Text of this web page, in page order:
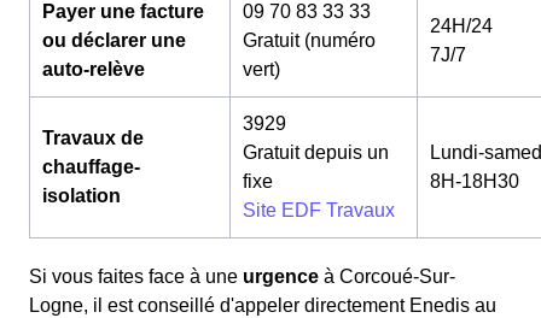
Payer une facture
ou déclarer une
auto-relève
09 70 83 33 33
Gratuit (numéro
vert)
24H/24
7J/7
Travaux de
chauffage-
isolation
3929
Gratuit depuis un
fixe
Site EDF Travaux
Lundi-
8H-18H30
Si vous faites face à une urgence à Corcoué-Sur-
Logne, il est conseillé d'appeler directement Enedis au